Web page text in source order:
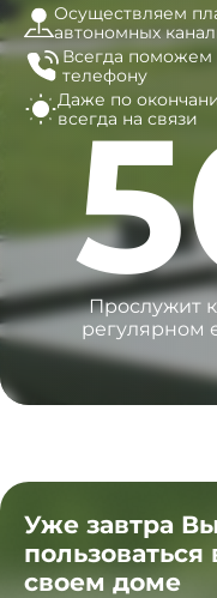
Осуществляем
автономных
Всегда поможем
телефону
Даже по
всегда на связи
Прослужит
регулярном
Уже завтра
своем доме